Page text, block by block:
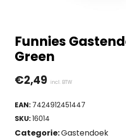
Funnies
Green
€2,49 incl. BTW
EAN: 7424912451447
SKU:16014
Categorie:Gastendoek